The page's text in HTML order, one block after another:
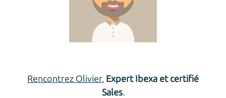
Rencontrez Olivier, Expert Ibexa et certifié
Sales.